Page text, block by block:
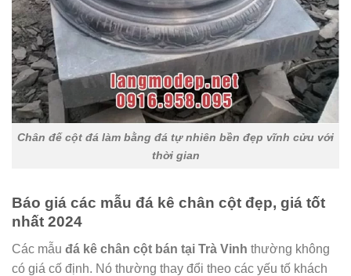
Chân đế cột đá làm bằng đá tự nhiên bền đẹp vĩnh cửu với
thời gian
Báo giá các mẫu đá kê chân cột đẹp, giá tốt
nhất 2024
Các mẫu đá kê chân cột bán tại Trà Vinh thường không
có giá cố định. Nó thường thay đổi theo các yếu tố khách